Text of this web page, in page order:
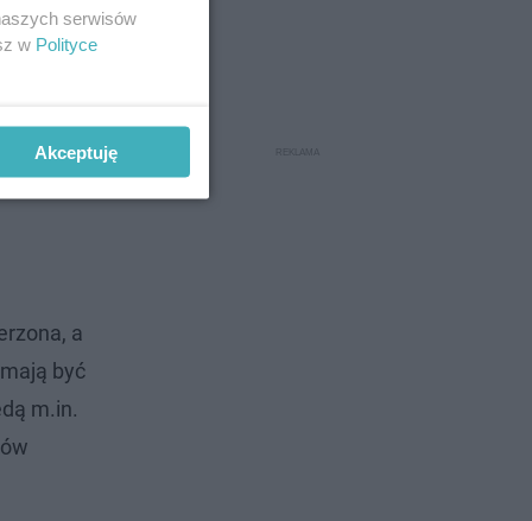
a
być
m.in.
serwisów
w Polityce
Akceptuję